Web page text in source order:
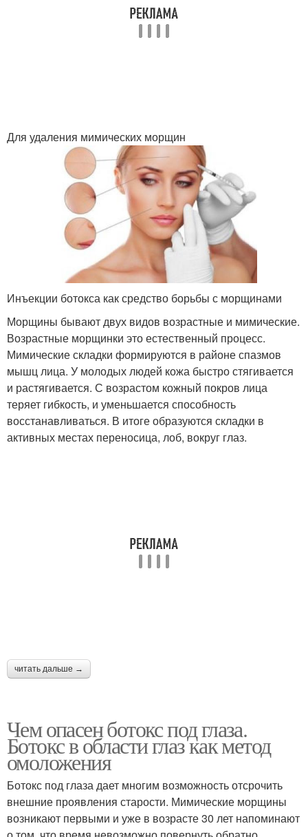
Для удаления мимических морщин
Инъекции ботокса как средство борьбы с морщинами
Морщины бывают двух видов возрастные и мимические.
Возрастные морщинки это естественный процесс.
Мимические складки формируются в районе спазмов
мышц лица. У молодых людей кожа быстро стягивается
и растягивается. С возрастом кожный покров лица
теряет гибкость, и уменьшается способность
восстанавливаться. В итоге образуются складки в
активных местах переносица, лоб, вокруг глаз.
читать дальше →
Чем опасен ботокс под глаза.
Ботокс в области глаз как метод
омоложения
Ботокс под глаза дает многим возможность отсрочить
внешние проявления старости. Мимические морщины
возникают первыми и уже в возрасте 30 лет напоминают